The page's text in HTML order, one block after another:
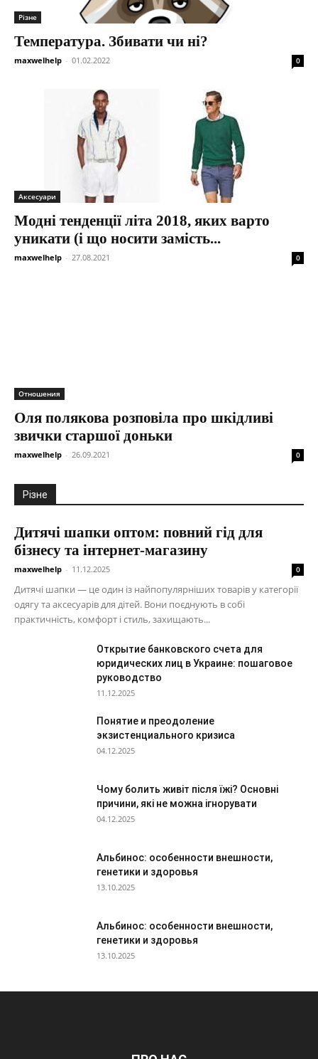
Різне
Температура. Збивати чи ні?
maxwelhelp - 01.02.2022 0
Аксесуари
Модні тенденції літа 2018, яких варто
уникати (і що носити замість...
maxwelhelp - 27.08.2021 0
Отношения
Оля полякова розповіла про шкідливі
звички старшої доньки
maxwelhelp - 26.09.2021 0
Різне
Дитячі шапки оптом: повний гід для
бізнесу та інтернет-магазину
maxwelhelp - 11.12.2025 0
Дитячі шапки — це один із найпопулярніших товарів у категорії
одягу та аксесуарів для дітей. Вони поєднують в собі
практичність, комфорт і стиль, захищають...
Открытие банковского счета для
юридических лиц в Украине: пошаговое
руководство
11.12.2025
Понятие и преодоление
экзистенциального кризиса
04.12.2025
Чому болить живіт після їжі? Основні
причини, які не можна ігнорувати
04.12.2025
Альбинос: особенности внешности,
генетики и здоровья
13.10.2025
Альбинос: особенности внешности,
генетики и здоровья
13.10.2025